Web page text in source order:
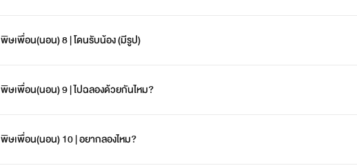
พิษเพื่อน(นอน) 8 | โดนรับน้อง (มีรูป)
พิษเพื่อน(นอน) 9 | ไปฉลองด้วยกันไหม?
พิษเพื่อน(นอน) 10 | อยากลองไหม?